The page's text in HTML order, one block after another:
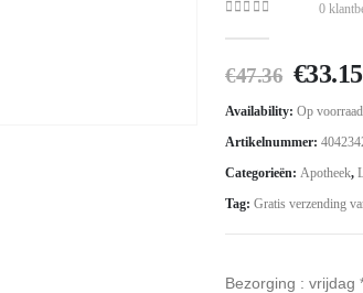
0
€47.36
prijs
was:
€33.15
Availability: Op voorraad
Artikelnummer:
Categorieën: Apotheek,
Tag: Gratis verzending
Bezorging : vrijdag